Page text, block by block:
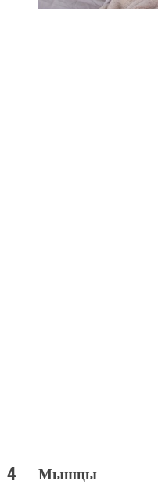
Мышцы